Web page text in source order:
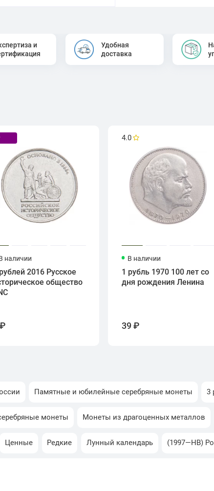
и
Удобная
доставка
наличии
2016 Русское
общество
4.0
В наличии
1 рубль 1970 100 лет со
дня рождения Ленина
39 ₽
Памятные и юбилейные серебряные монеты 3
монеты Монеты из драгоценных металлов
Ценные Редкие Лунный календарь (1997—НВ)